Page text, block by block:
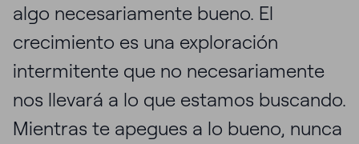
algo necesariamente bueno. El
crecimiento es una exploración
intermitente que no necesariamente
nos llevará a lo que estamos buscando.
Mientras te apegues a lo bueno, nunca